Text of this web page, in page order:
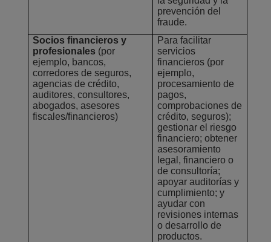
prevención del
fraude.
Socios financieros y
profesionales (por
ejemplo, bancos,
corredores de seguros,
agencias de crédito,
auditores, consultores,
abogados, asesores
fiscales/financieros)
Para facilitar
servicios
financieros (por
ejemplo,
procesamiento de
pagos,
comprobaciones de
crédito, seguros);
gestionar el riesgo
financiero; obtener
asesoramiento
legal, financiero o
de consultoría;
apoyar auditorías y
cumplimiento; y
ayudar con
revisiones internas
o desarrollo de
productos.